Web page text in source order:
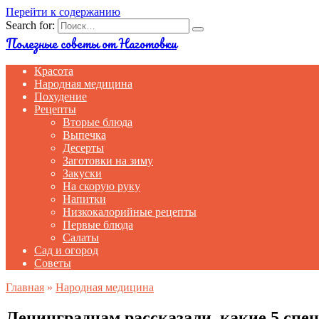
Перейти к содержанию
Search for:
Полезные советы от Наготовки
Красота
Народная медицина
Похудение
Рецепты
Вторые блюда
Выпечка
Десерты
Заготовки на зиму
Закуски
На скорую руку
Напитки
Низкокалорийные рецепты
Первые блюда
Салаты
Сад и огород
Советы
Главная » Народная медицина